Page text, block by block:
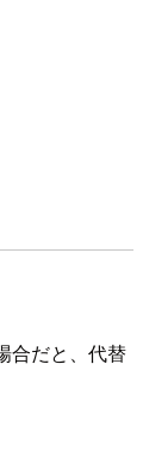
合だと、代替